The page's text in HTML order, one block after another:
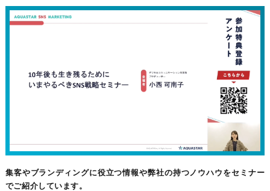
集客やブランディングに役立つ情報や弊社の持つノウハウをセミナー
でご紹介しています。